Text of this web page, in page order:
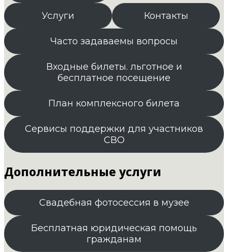
Услуги Контакты
Часто задаваемы вопросы
Входные билеты. льготное и
бесплатное посещение
План комплексного билета
Сервисы поддержки для участников
СВО
Дополнительные услуги
Свадебная фотосессия в музее
Бесплатная юридическая помощь
гражданам